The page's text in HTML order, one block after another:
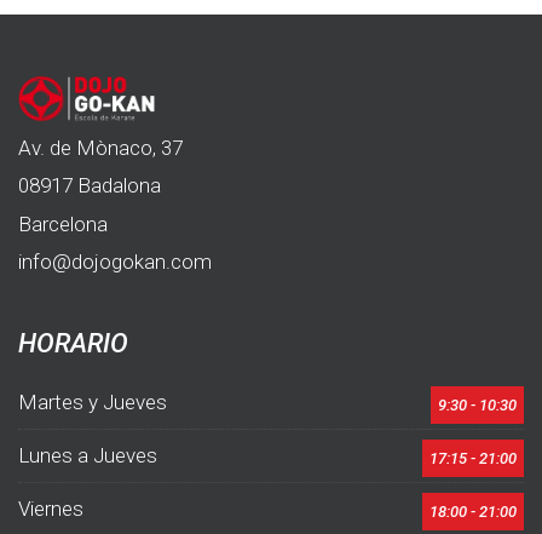
Av. de Mònaco, 37
08917 Badalona
Barcelona
info@dojogokan.com
HORARIO
Martes y Jueves 9:30 - 10:30
Lunes a Jueves 17:15 - 21:00
Viernes 18:00 - 21:00